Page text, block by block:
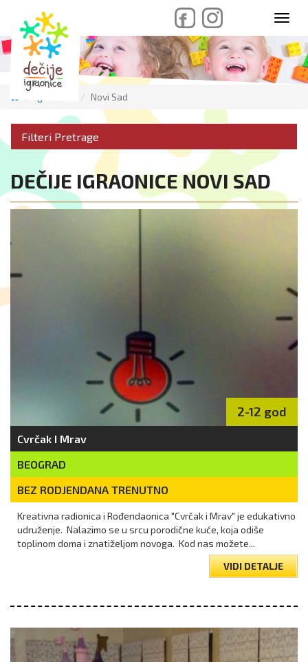
content
Novi Sad
Filteri Pretrage
DEČIJE IGRAONICE NOVI SAD
2-12 god
Cvrčak I Mrav
BEOGRAD
BEZ RODJENDANA TRENUTNO
Kreativna radionica i Rođendaonica "Cvrčak i Mrav" je edukativno
udruženje. Nalazimo se u srcu porodične kuće, koja odiše
toplinom doma i znatiželjom novoga. Kod nas možete...
VIDI DETALJE